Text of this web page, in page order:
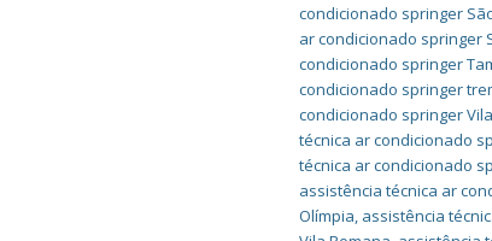
condicionado springer
ar condicionado springer
condicionado springer
condicionado springer
condicionado springer
técnica ar condicionado
técnica ar condicionado
assistência técnica ar
Olímpia, assistência